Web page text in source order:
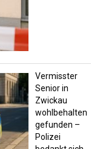
Vermisster
Senior in
Zwickau
wohlbehalten
gefunden –
Polizei